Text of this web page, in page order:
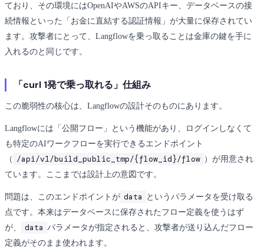
ており、その環境にはOpenAIやAWSのAPIキー、データベースの接
続情報といった「お金に直結する認証情報」が大量に保存されてい
ます。攻撃者にとって、Langflowを乗っ取ることは金庫の鍵を手に
入れるのと同じです。
「curl 1発で乗っ取れる」仕組み
この脆弱性の核心は、Langflowの設計そのものにあります。
Langflowには「公開フロー」という機能があり、ログインしなくて
も特定のAIワークフローを実行できるエンドポイント
（ /api/v1/build_public_tmp/{flow_id}/flow ）が用意され
ています。ここまでは設計上の意図です。
問題は、このエンドポイントが data
というパラメータを受け取る
点です。本来はデータベースに保存されたフロー定義を使うはず
が、
data パラメータが指定されると、攻撃者が送り込んだフロー
定義がそのまま使われます。